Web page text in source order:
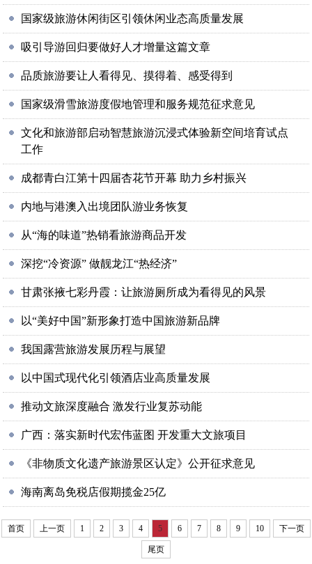
国家级旅游休闲街区引领休闲业态高质量发展
吸引导游回归要做好人才增量这篇文章
品质旅游要让人看得见、摸得着、感受得到
国家级滑雪旅游度假地管理和服务规范征求意见
文化和旅游部启动智慧旅游沉浸式体验新空间培育试点
工作
成都青白江第十四届杏花节开幕 助力乡村振兴
内地与港澳入出境团队游业务恢复
从“海的味道”热销看旅游商品开发
深挖“冷资源” 做靓龙江“热经济”
甘肃张掖七彩丹霞：让旅游厕所成为看得见的风景
以“美好中国”新形象打造中国旅游新品牌
我国露营旅游发展历程与展望
以中国式现代化引领酒店业高质量发展
推动文旅深度融合 激发行业复苏动能
广西：落实新时代宏伟蓝图 开发重大文旅项目
《非物质文化遗产旅游景区认定》公开征求意见
海南离岛免税店假期揽金25亿
首页 上一页 1 2 3 4 5 6 7 8 9 10 下一页
尾页